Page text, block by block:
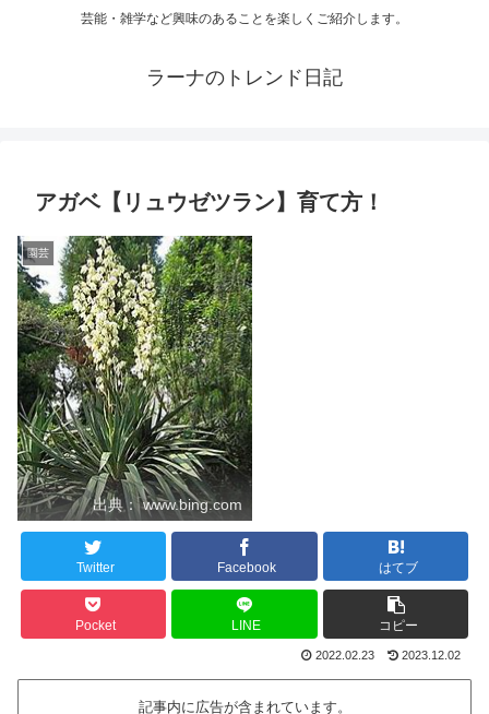
芸能・雑学など興味のあることを楽しくご紹介します。
ラーナのトレンド日記
アガベ【リュウゼツラン】育て方！
園芸
出典： www.bing.com
Twitter Facebook はてブ
Pocket LINE コピー
2022.02.23 2023.12.02
記事内に広告が含まれています。